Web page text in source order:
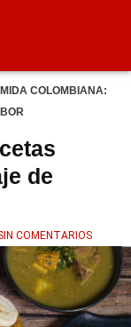
COLOMBIANA:
de
COMENTARIOS